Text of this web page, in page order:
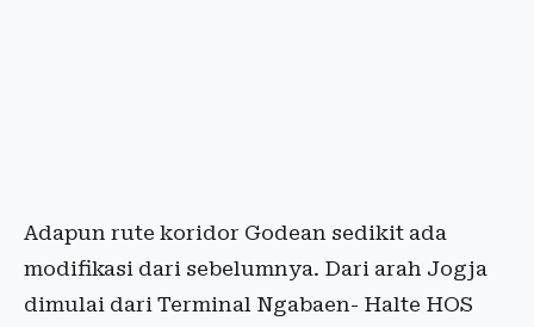
Adapun rute koridor Godean sedikit ada
modifikasi dari sebelumnya. Dari arah Jogja
dimulai dari Terminal Ngabaen- Halte HOS